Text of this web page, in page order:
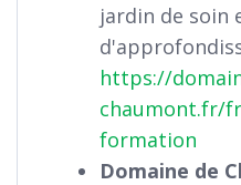
jardin de soin
https://
chaumont.fr/
formation
Domaine de